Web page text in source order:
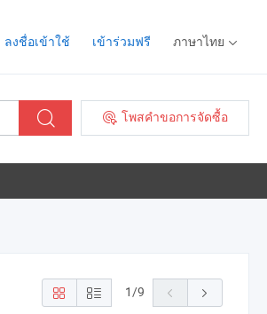
ลงชื่อเข้าใช้ เข้าร่วมฟรี ภาษาไทย
โพสคำขอการจัดซื้อ
1/9